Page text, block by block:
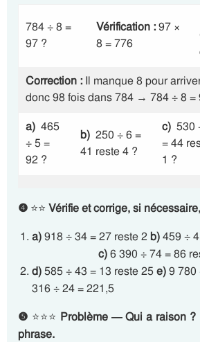
784 ÷ 8 =
97 ?
Vérification :97 ×
8 = 776
Correction : Il manque 8 pour
donc 98 fois dans 784 → 784 ÷ 8 =
a) 465
÷ 5 =
92 ?
b) 250 ÷ 6 =
41 reste 4 ?
c) 530
= 44
1 ?
❹ ⭐⭐ Vérifie et corrige, si
a)918 ÷ 34 = 27 reste 2 b)459 ÷
c)6 390 ÷ 74 = 86
d)585 ÷ 43 = 13 reste 25e)9 780
316 ÷ 24 = 221,5
❺ ⭐⭐⭐ Problème — Qui a raison ?
phrase.